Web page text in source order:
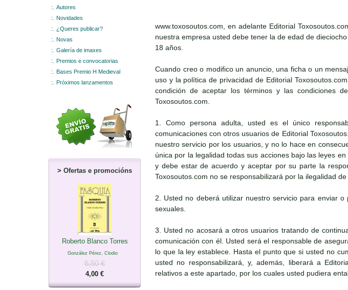
:.
Autores
:.
Novidades
:.
¿Queres publicar?
:.
Novas
:.
Galería de imaxes
:.
Premios e convocatorias
:.
Bases Premio H Medieval
:.
Próximos lanzamentos
> Ofertas e promocións
Roberto Blanco Torres
González Pérez, Clodio
6,50 €
4,00 €
www.toxosoutos.com, en adelante Editorial
nuestra empresa usted debe tener la de edad de
18 años.
Cuando creo o modifico un anuncio, una ficha o un
uso y la política de privacidad de Editorial
condición de aceptar los términos y las condiciones
Toxosoutos.com.
1. Como persona adulta, usted es el único
comunicaciones con otros usuarios de Editorial
nuestro servicio por los usuarios, y no lo hace en
única por la legalidad todas sus acciones bajo las leyes
y debe estar de acuerdo y aceptar por su parte la
Toxosoutos.com no se responsabilizará por la ilegalidad
2. Usted no deberá utilizar nuestro servicio para enviar
sexuales.
3. Usted no acosará a otros usuarios tratando de
comunicación con él. Usted será el responsable de
lo que la ley establece. Hasta el punto que si usted no
usted no responsabilizará, y, además, liberará a
relativos a este apartado, por los cuales usted pudiera